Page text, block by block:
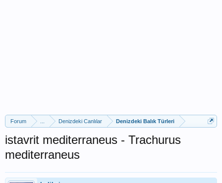
Forum Denizdeki Canlılar Denizdeki Balık Türleri
istavrit mediterraneus - Trachurus
mediterraneus